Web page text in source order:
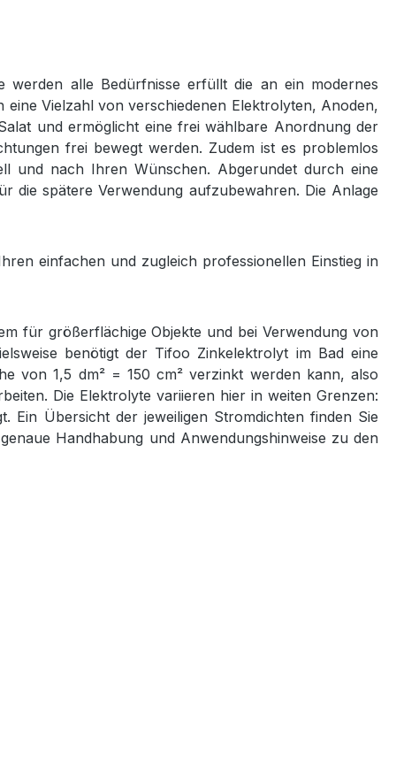
werden alle Bedürfnisse erfüllt die an ein modernes
Vielzahl von verschiedenen Elektrolyten, Anoden,
und ermöglicht eine frei wählbare Anordnung der
frei bewegt werden. Zudem ist es problemlos
und nach Ihren Wünschen. Abgerundet durch eine
die spätere Verwendung aufzubewahren. Die Anlage
einfachen und zugleich professionellen Einstieg in
für größerflächige Objekte und bei Verwendung von
benötigt der Tifoo Zinkelektrolyt im Bad eine
von 1,5 dm² = 150 cm² verzinkt werden kann, also
Die Elektrolyte variieren hier in weiten Grenzen:
Ein Übersicht der jeweiligen Stromdichten finden Sie
Handhabung und Anwendungshinweise zu den